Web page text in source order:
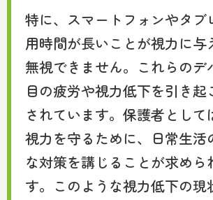
特に、スマートフォンやタブ
用時間が長いことが視力に与
無視できません。これらのデ
目の疲労や視力低下を引き起
されています。保護者として
視力を守るために、日常生活
な対策を講じることが求めら
す。このような視力低下の現